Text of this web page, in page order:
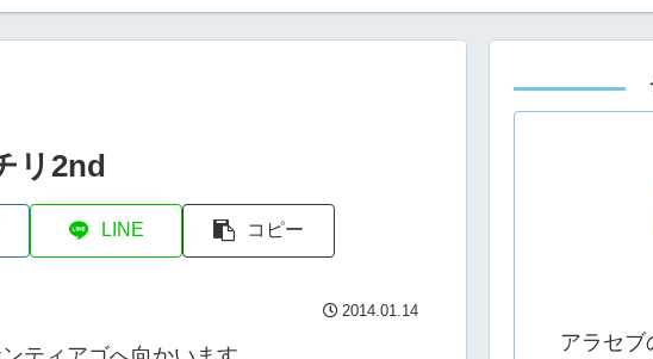
リ2nd
LINE コピー
2014.01.14
アラセブ